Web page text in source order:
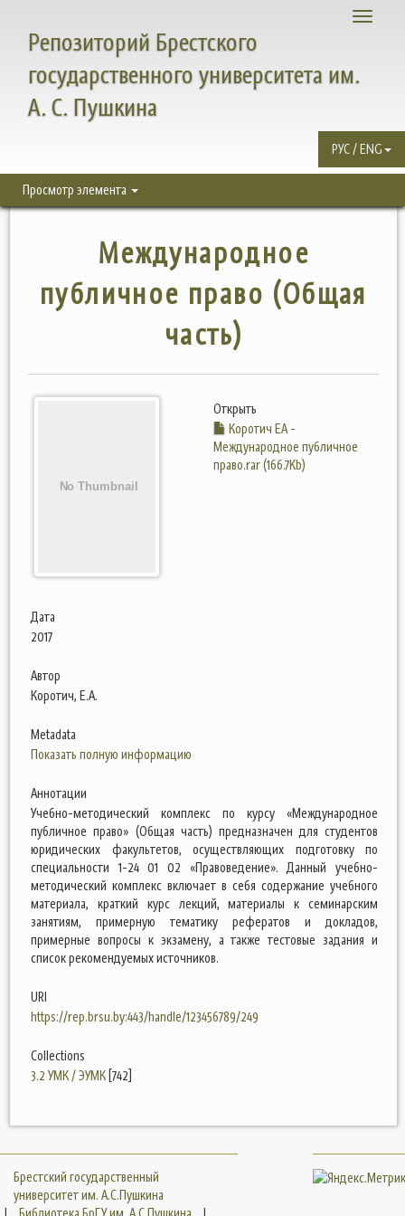
Toggle
Репозиторий Брестского
государственного университета им.
А. С. Пушкина
РУС / ENG
Просмотр элемента
Международное
публичное право (Общая
часть)
Открыть
Коротич ЕА -
Международное публичное
право.rar (166.7Kb)
Дата
2017
Автор
Коротич, Е.А.
Metadata
Показать полную информацию
Аннотации
Учебно-методический комплекс по курсу «Международное
публичное право» (Общая часть) предназначен для студентов
юридических факультетов, осуществляющих подготовку по
специальности 1-24 01 02 «Правоведение». Данный учебно-
методический комплекс включает в себя содержание учебного
материала, краткий курс лекций, материалы к семинарским
занятиям, примерную тематику рефератов и докладов,
примерные вопросы к экзамену, а также тестовые задания и
список рекомендуемых источников.
URI
https://rep.brsu.by:443/handle/123456789/249
Collections
3.2 УМК / ЭУМК [742]
Брестский государственный
университет им. А.С.Пушкина